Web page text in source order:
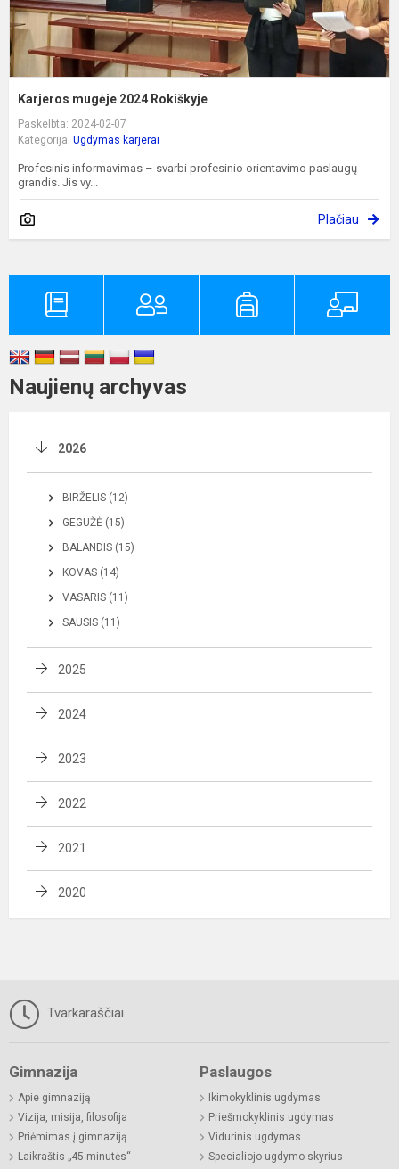
Karjeros mugėje 2024 Rokiškyje
Paskelbta: 2024-02-07
Kategorija: Ugdymas karjerai
Profesinis informavimas – svarbi profesinio orientavimo paslaugų
grandis. Jis vy...
Plačiau
Naujienų archyvas
2026
BIRŽELIS (12)
GEGUŽĖ (15)
BALANDIS (15)
KOVAS (14)
VASARIS (11)
SAUSIS (11)
2025
2024
2023
2022
2021
2020
Tvarkaraščiai
Gimnazija
Apie gimnaziją
Vizija, misija, filosofija
Priėmimas į gimnaziją
Laikraštis „45 minutės“
Paslaugos
Ikimokyklinis ugdymas
Priešmokyklinis ugdymas
Vidurinis ugdymas
Specialiojo ugdymo skyrius